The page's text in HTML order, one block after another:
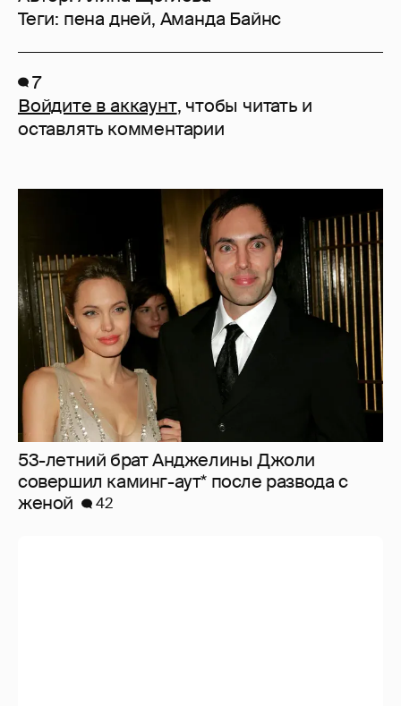
Теги: пена дней, Аманда Байнс
7
Войдите в аккаунт, чтобы читать и
оставлять комментарии
53-летний брат Анджелины Джоли
совершил каминг-аут* после развода с
женой
42